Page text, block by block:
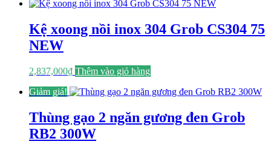
Kệ xoong nồi inox 304 Grob CS304 75
NEW
2,837,000₫ Thêm vào giỏ hàng
Giảm giá!
Thùng gạo 2 ngăn gương đen Grob
RB2 300W